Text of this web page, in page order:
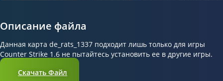
Описание файла
Данная карта de_rats_1337 подходит лишь только для игры
Counter Strike 1.6 не пытайтесь установить ее в другие игры.
Скачать Файл